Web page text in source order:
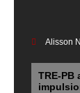
Alisson
TRE-PB